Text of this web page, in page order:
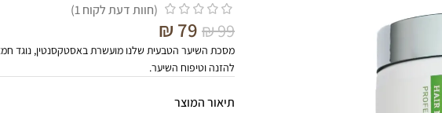
(חוות דעת לקוח 1
)
₪99
₪ 79
מסכת השיער הטבעית שלנו מועשרת באסטקסנטין, נוגד
להזנה וטיפוח השיער.
תיאור המוצר